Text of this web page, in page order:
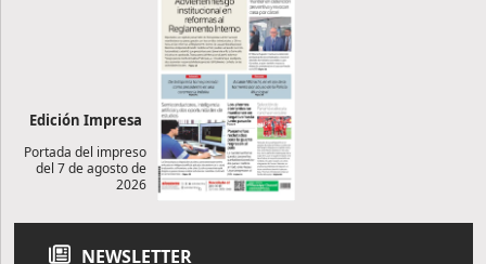
Edición Impresa
Portada del impreso
del 7 de agosto de
2026
NEWSLETTER